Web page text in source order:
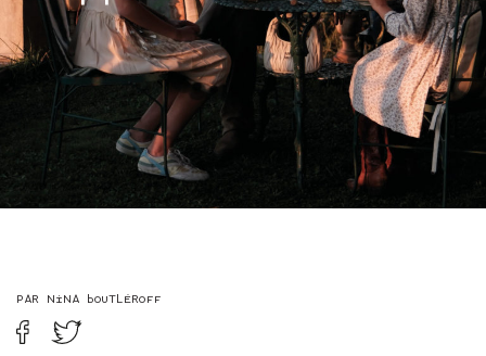
LGBTQIA+
NEWS
ENGLISH TEXTS
CONTACT
ABOUT
PAR NINA BOUTLÉROFF